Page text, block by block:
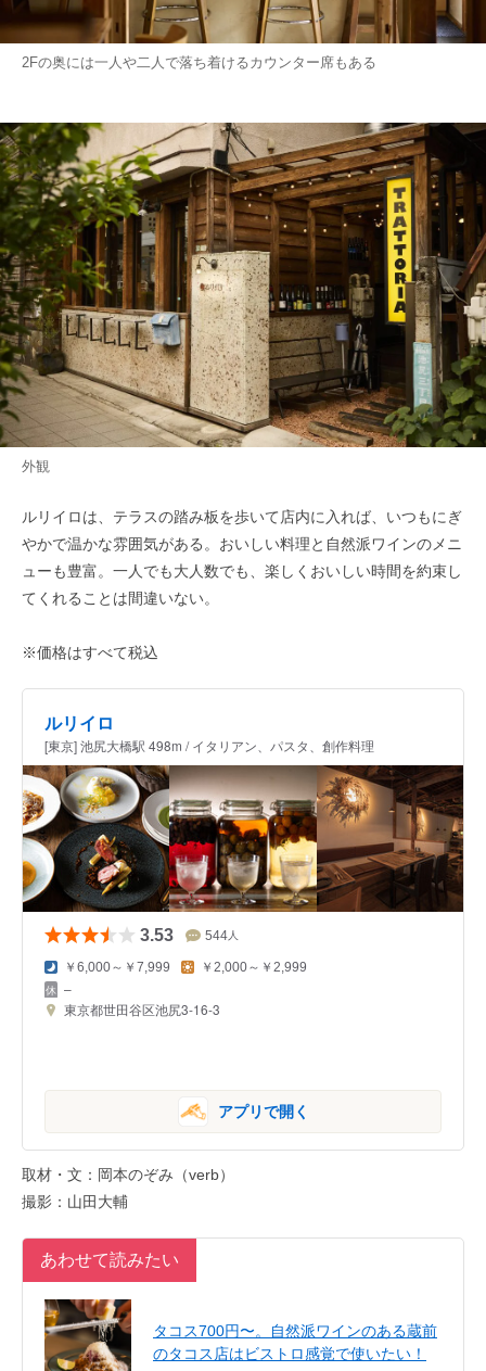
2Fの奥には一人や二人で落ち着けるカウンター席もある
外観
ルリイロは、テラスの踏み板を歩いて店内に入れば、いつもにぎ
やかで温かな雰囲気がある。おいしい料理と自然派ワインのメニ
ューも豊富。一人でも大人数でも、楽しくおいしい時間を約束し
てくれることは間違いない。
※価格はすべて税込
ルリイロ
[東京] 池尻大橋駅 498m / イタリアン、パスタ、創作料理
3.53 544人
￥6,000～￥7,999 ￥2,000～￥2,999
–
東京都世田谷区池尻3-16-3
アプリで開く
取材・文：岡本のぞみ（verb）
撮影：山田大輔
あわせて読みたい
タコス700円〜。自然派ワインのある蔵前
のタコス店はビストロ感覚で使いたい！